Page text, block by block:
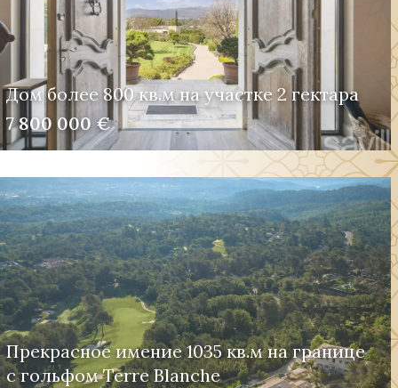
Дом более 800 кв.м на участке 2 гектара
7 800 000 €
Прекрасное имение 1035 кв.м на границе
с гольфом Terre Blanche